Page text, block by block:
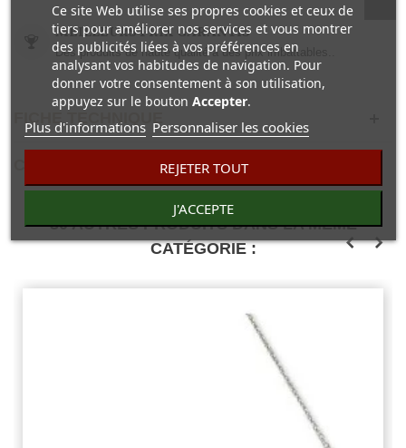
MEILLEURS PRIX GARANTIS
Des produits de haute qualité à des prix imbattables..
FICHE TECHNIQUE
30 AUTRES PRODUITS DANS LA MÊME
CATÉGORIE :
Ce site Web utilise ses propres cookies et ceux de
tiers pour améliorer nos services et vous montrer
des publicités liées à vos préférences en
analysant vos habitudes de navigation. Pour
donner votre consentement à son utilisation,
appuyez sur le bouton Accepter.
Plus d'informations Personnaliser les cookies
REJETER TOUT
J'ACCEPTE